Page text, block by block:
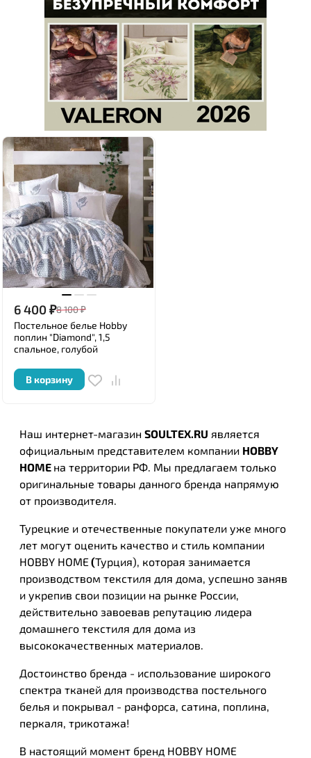
6 400₽8 100₽
Постельное белье Hobby
поплин "Diamond", 1,5
спальное, голубой
В корзину
Наш интернет-магазин SOULTEX.RU является
официальным представителем компании HOBBY
HOME на территории РФ. Мы предлагаем только
оригинальные товары данного бренда напрямую
от производителя.
Турецкие и отечественные покупатели уже много
лет могут оценить качество и стиль компании
HOBBY HOME(Турция), которая занимается
производством текстиля для дома, успешно заняв
и укрепив свои позиции на рынке России,
действительно завоевав репутацию лидера
домашнего текстиля для дома из
высококачественных материалов.
Достоинство бренда - использование широкого
спектра тканей для производства постельного
белья и покрывал - ранфорса, сатина, поплина,
перкаля, трикотажа!
В настоящий момент бренд HOBBY HOME